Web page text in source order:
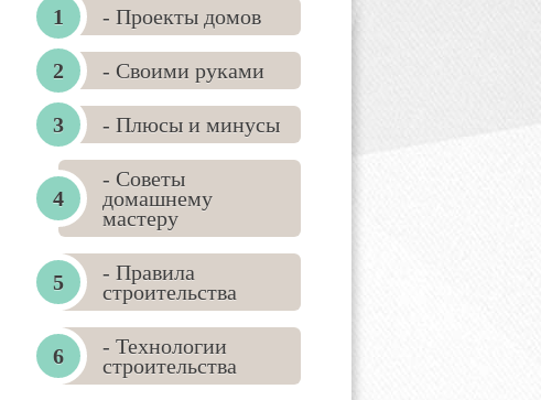
- Проекты домов
- Своими руками
- Плюсы и минусы
- Советы
домашнему
мастеру
- Правила
строительства
- Технологии
строительства